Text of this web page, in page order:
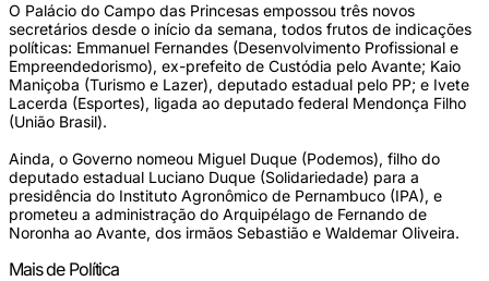
O Palácio do Campo das Princesas empossou três novos
secretários desde o início da semana, todos frutos de indicações
políticas: Emmanuel Fernandes (Desenvolvimento Profissional e
Empreendedorismo), ex-prefeito de Custódia pelo Avante; Kaio
Maniçoba (Turismo e Lazer), deputado estadual pelo PP; e Ivete
Lacerda (Esportes), ligada ao deputado federal Mendonça Filho
(União Brasil).
Ainda, o Governo nomeou Miguel Duque (Podemos), filho do
deputado estadual Luciano Duque (Solidariedade) para a
presidência do Instituto Agronômico de Pernambuco (IPA), e
prometeu a administração do Arquipélago de Fernando de
Noronha ao Avante, dos irmãos Sebastião e Waldemar Oliveira.
Mais de Política